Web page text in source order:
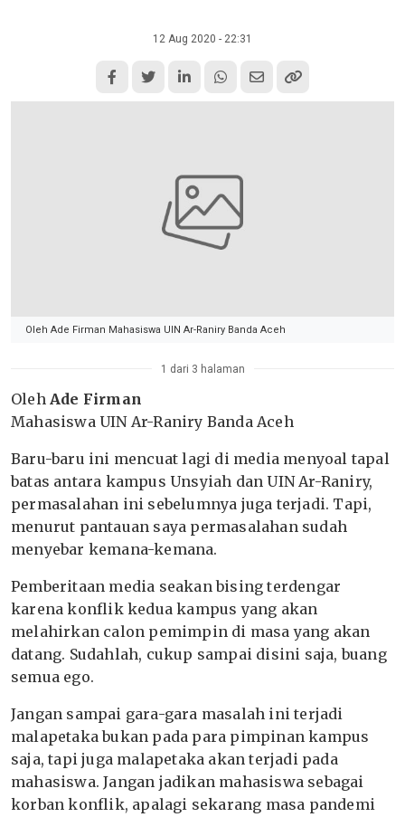
12 Aug 2020 - 22:31
Oleh Ade Firman Mahasiswa UIN Ar-Raniry Banda Aceh
1 dari 3 halaman
Oleh Ade Firman
Mahasiswa UIN Ar-Raniry Banda Aceh
Baru-baru ini mencuat lagi di media menyoal tapal
batas antara kampus Unsyiah dan UIN Ar-Raniry,
permasalahan ini sebelumnya juga terjadi. Tapi,
menurut pantauan saya permasalahan sudah
menyebar kemana-kemana.
Pemberitaan media seakan bising terdengar
karena konflik kedua kampus yang akan
melahirkan calon pemimpin di masa yang akan
datang. Sudahlah, cukup sampai disini saja, buang
semua ego.
Jangan sampai gara-gara masalah ini terjadi
malapetaka bukan pada para pimpinan kampus
saja, tapi juga malapetaka akan terjadi pada
mahasiswa. Jangan jadikan mahasiswa sebagai
korban konflik, apalagi sekarang masa pandemi